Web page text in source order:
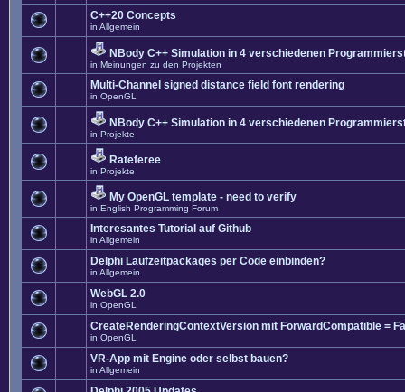
C++20 Concepts
in Allgemein
NBody C++ Simulation in 4 verschiedenen
in Meinungen zu den Projekten
Multi-Channel signed distance field font rendering
in OpenGL
NBody C++ Simulation in 4 verschiedenen
in Projekte
Rateferee
in Projekte
My OpenGL template - need to verify
in English Programming Forum
Interesantes Tutorial auf Github
in Allgemein
Delphi Laufzeitpackages per Code einbinden?
in Allgemein
WebGL 2.0
in OpenGL
CreateRenderingContextVersion mit ForwardCompatible =
in OpenGL
VR-App mit Engine oder selbst bauen?
in Allgemein